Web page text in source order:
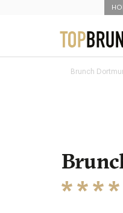
Brunch